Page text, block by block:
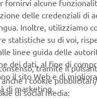
fornirvi alcune
delle credenziali di
Inoltre, utilizziamo
statistiche su di voi,
linee guida delle
dei dati, al fine di
il sito Web e di
di marketing.
tramite il
i cookie
di social media: